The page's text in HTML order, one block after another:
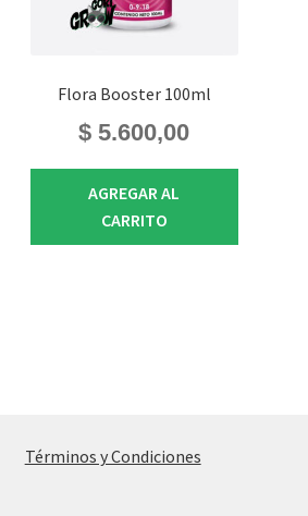
Flora Booster 100ml
$ 5.600,00
AGREGAR AL
CARRITO
Términos y Condiciones